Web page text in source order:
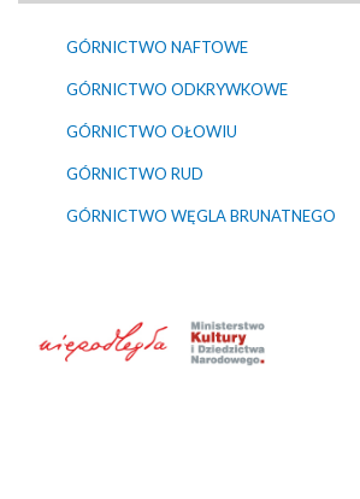
GÓRNICTWO NAFTOWE
GÓRNICTWO ODKRYWKOWE
GÓRNICTWO OŁOWIU
GÓRNICTWO RUD
GÓRNICTWO WĘGLA BRUNATNEGO